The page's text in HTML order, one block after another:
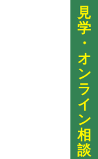
見
学
・
オ
ン
ラ
イ
ン
相
談